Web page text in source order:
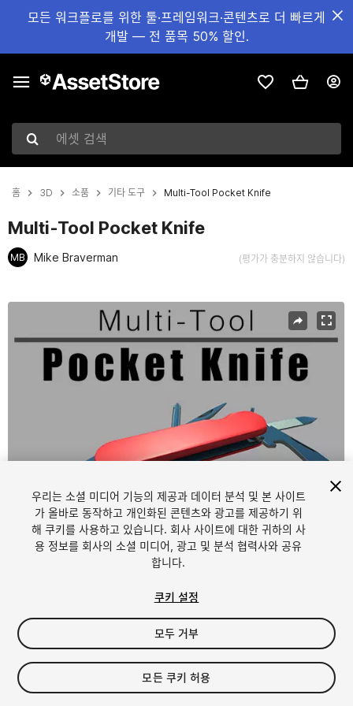
모든 워크플로를 위한 툴·프레임워크·콘텐츠로 더 빠르게
개발 — 전 품목 50% 할인.
에셋 검색
홈 3D 소품 기타 도구 Multi-Tool Pocket Knife
Multi-Tool Pocket Knife
MB Mike Braverman (평가가 충분하지 않습니다)
현재 슬라이드: 1 / 9
9
$4.99
우리는 소셜 미디어 기능의 제공과 데이터 분석 및 본 사이트
가 올바로 동작하고 개인화된 콘텐츠와 광고를 제공하기 위
해 쿠키를 사용하고 있습니다. 회사 사이트에 대한 귀하의 사
용 정보를 회사의 소셜 미디어, 광고 및 분석 협력사와 공유
합니다.
쿠키 설정
모두 거부
모든 쿠키 허용